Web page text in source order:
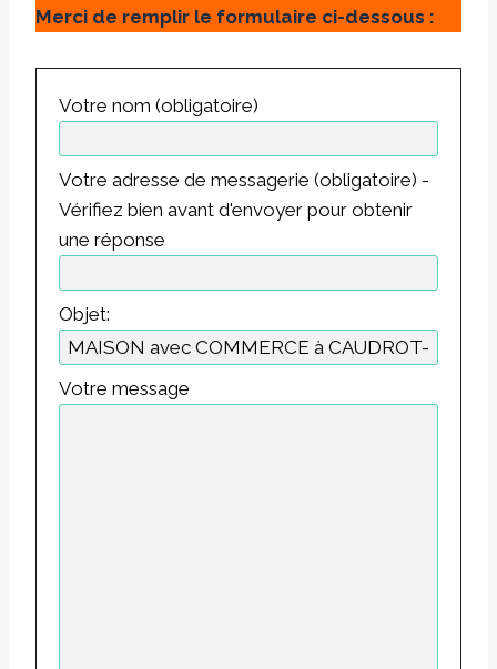
Merci de remplir le formulaire ci-dessous :
Votre nom (obligatoire)
Votre adresse de messagerie (obligatoire) -
Vérifiez bien avant d'envoyer pour obtenir
une réponse
Objet:
Votre message